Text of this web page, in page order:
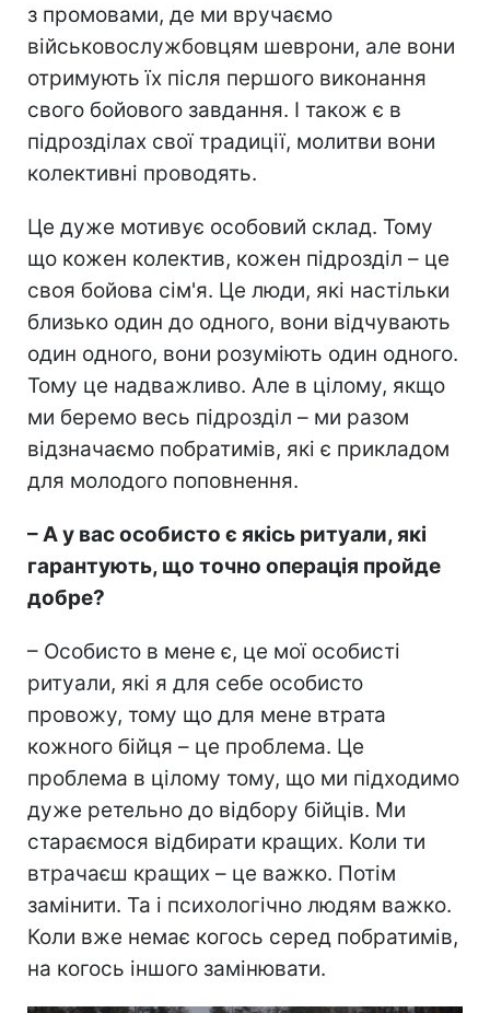
з промовами, де ми вручаємо
військовослужбовцям шеврони, але вони
отримують їх після першого виконання
свого бойового завдання. І також є в
підрозділах свої традиції, молитви вони
колективні проводять.
Це дуже мотивує особовий склад. Тому
що кожен колектив, кожен підрозділ – це
своя бойова сім'я. Це люди, які настільки
близько один до одного, вони відчувають
один одного, вони розуміють один одного.
Тому це надважливо. Але в цілому, якщо
ми беремо весь підрозділ – ми разом
відзначаємо побратимів, які є прикладом
для молодого поповнення.
– А у вас особисто є якісь ритуали, які
гарантують, що точно операція пройде
добре?
– Особисто в мене є, це мої особисті
ритуали, які я для себе особисто
провожу, тому що для мене втрата
кожного бійця – це проблема. Це
проблема в цілому тому, що ми підходимо
дуже ретельно до відбору бійців. Ми
стараємося відбирати кращих. Коли ти
втрачаєш кращих – це важко. Потім
замінити. Та і психологічно людям важко.
Коли вже немає когось серед побратимів,
на когось іншого замінювати.